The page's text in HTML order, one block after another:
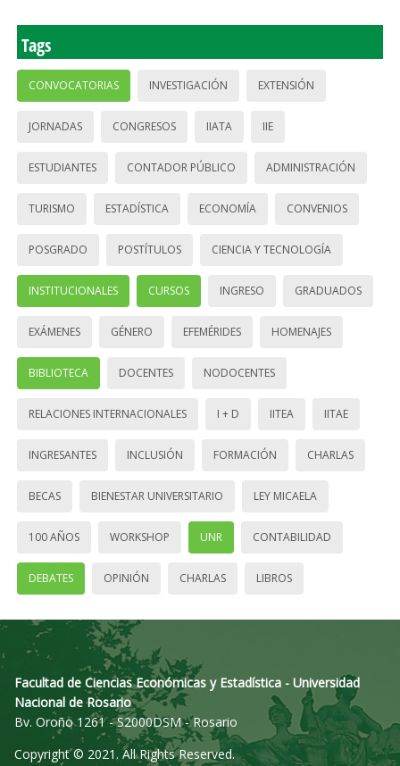
Tags
CONVOCATORIAS INVESTIGACIÓN EXTENSIÓN
JORNADAS CONGRESOS IIATA IIE
ESTUDIANTES CONTADOR PÚBLICO ADMINISTRACIÓN
TURISMO ESTADÍSTICA ECONOMÍA CONVENIOS
POSGRADO POSTÍTULOS CIENCIA Y TECNOLOGÍA
INSTITUCIONALES CURSOS INGRESO GRADUADOS
EXÁMENES GÉNERO EFEMÉRIDES HOMENAJES
BIBLIOTECA DOCENTES NODOCENTES
RELACIONES INTERNACIONALES I + D IITEA IITAE
INGRESANTES INCLUSIÓN FORMACIÓN CHARLAS
BECAS BIENESTAR UNIVERSITARIO LEY MICAELA
100 AÑOS WORKSHOP UNR CONTABILIDAD
DEBATES OPINIÓN CHARLAS LIBROS
Facultad de Ciencias Económicas y Estadística - Universidad
Nacional de Rosario
Bv. Oroño 1261 - S2000DSM - Rosario
Copyright © 2021. All Rights Reserved.